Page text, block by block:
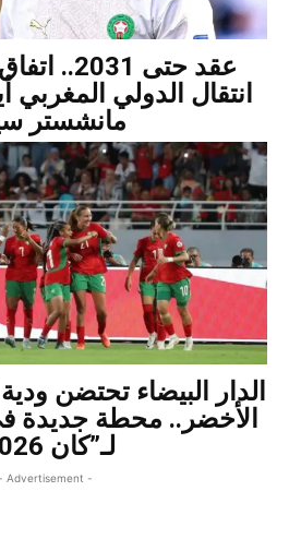
عقد حتى
انتقال الدولي
مانشستر
الدار البيضاء تحتضن
الأخضر.. محطة جديدة
لـ”كان 2026″
- Advertisement -